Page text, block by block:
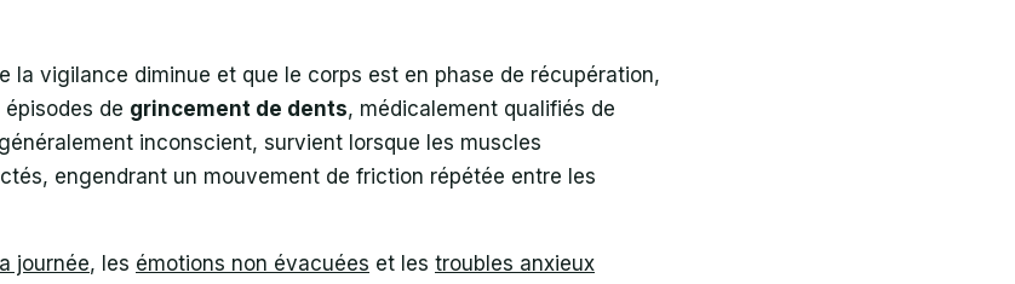
la vigilance diminue et que le corps est en phase de récupération,
de grincement de dents, médicalement qualifiés de
inconscient, survient lorsque les muscles
engendrant un mouvement de friction répétée entre les
journée, les émotions non évacuées et les troubles anxieux